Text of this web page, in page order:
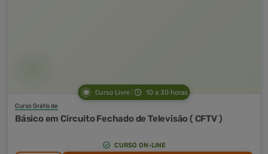
Curso Livre 10 a 30 horas
Curso Grátis de
Básico em Circuito Fechado de Televisão ( CFTV )
CURSO ON-LINE